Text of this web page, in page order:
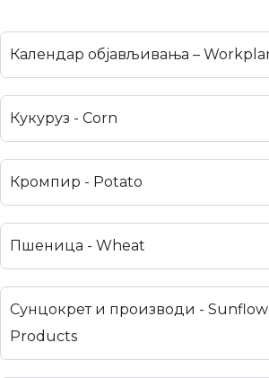
Календар објављивања –
Кукуруз - Corn
Кромпир - Potato
Пшеница - Wheat
Сунцокрет и производи -
Products